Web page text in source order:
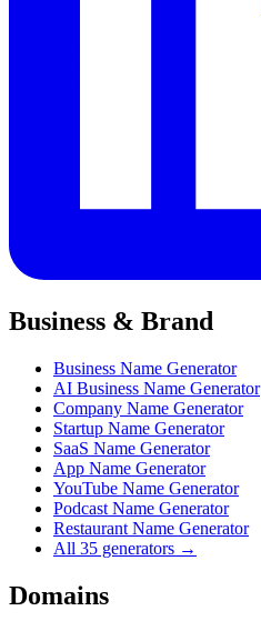
Business & Brand
Business Name Generator
AI Business Name Generator
Company Name Generator
Startup Name Generator
SaaS Name Generator
App Name Generator
YouTube Name Generator
Podcast Name Generator
Restaurant Name Generator
All 35 generators →
Domains